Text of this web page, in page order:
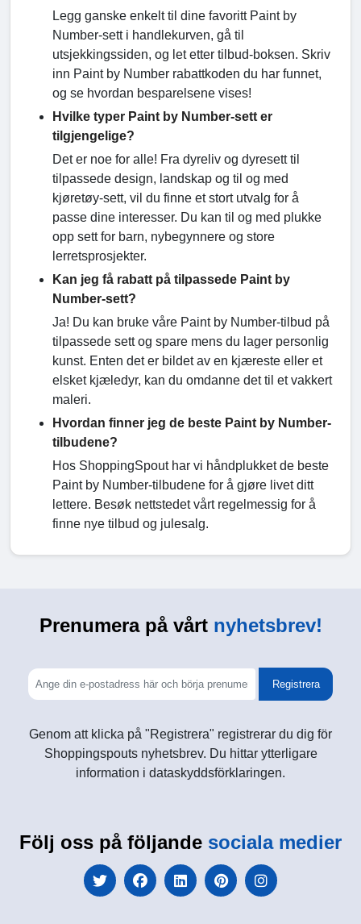
Legg ganske enkelt til dine favoritt Paint by
Number-sett i handlekurven, gå til
utsjekkingssiden, og let etter tilbud-boksen. Skriv
inn Paint by Number rabattkoden du har funnet,
og se hvordan besparelsene vises!
Hvilke typer Paint by Number-sett er
tilgjengelige?
Det er noe for alle! Fra dyreliv og dyresett til
tilpassede design, landskap og til og med
kjøretøy-sett, vil du finne et stort utvalg for å
passe dine interesser. Du kan til og med plukke
opp sett for barn, nybegynnere og store
lerretsprosjekter.
Kan jeg få rabatt på tilpassede Paint by
Number-sett?
Ja! Du kan bruke våre Paint by Number-tilbud på
tilpassede sett og spare mens du lager personlig
kunst. Enten det er bildet av en kjæreste eller et
elsket kjæledyr, kan du omdanne det til et vakkert
maleri.
Hvordan finner jeg de beste Paint by Number-
tilbudene?
Hos ShoppingSpout har vi håndplukket de beste
Paint by Number-tilbudene for å gjøre livet ditt
lettere. Besøk nettstedet vårt regelmessig for å
finne nye tilbud og julesalg.
Prenumera på vårtnyhetsbrev!
Registrera
Genom att klicka på "Registrera" registrerar du dig för
Shoppingspouts nyhetsbrev. Du hittar ytterligare
information i dataskyddsförklaringen.
Följ oss på följande sociala medier